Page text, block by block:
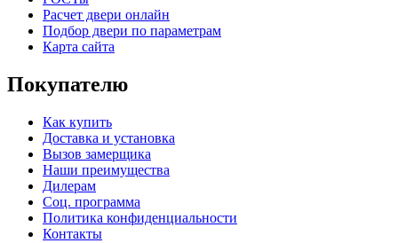
Расчет двери онлайн
Подбор двери по параметрам
Карта сайта
Покупателю
Как купить
Доставка и установка
Вызов замерщика
Наши преимущества
Дилерам
Соц. программа
Политика конфиденциальности
Контакты